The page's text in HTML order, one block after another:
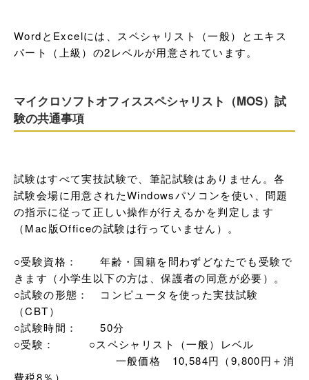
WordとExcelには、スペシャリスト（一般）とエキス
パート（上級）の2レベルが用意されています。
マイクロソフトオフィススペシャリスト（MOS）試
験の共通事項
試験はすべて実技試験で、筆記試験はありません。各
試験会場に用意されたWindowsパソコンを使い、問題
の指示に従って正しい操作が行えるかを判定します
（Mac版Officeの試験は行っていません）。
○受験資格：　　年齢・国籍を問わずどなたでも受験で
きます（小学生以下の方は、保護者の同意が必要）。
○試験の形態：　コンピュータを使った実技試験
（CBT）
○試験時間：　　50分
○受験：　　　○スペシャリスト（一般）レベル
一般価格　10,584円（9,800円＋消
費税8％）